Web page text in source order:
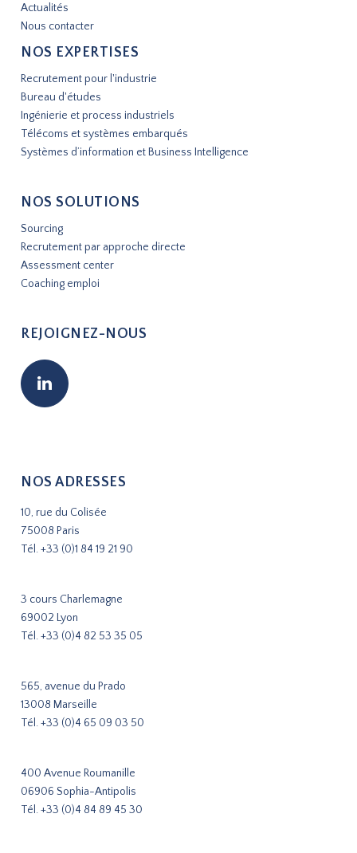
Actualités
Nous contacter
NOS EXPERTISES
Recrutement pour l'industrie
Bureau d'études
Ingénierie et process industriels
Télécoms et systèmes embarqués
Systèmes d’information et Business Intelligence
NOS SOLUTIONS
Sourcing
Recrutement par approche directe
Assessment center
Coaching emploi
REJOIGNEZ-NOUS
NOS ADRESSES
10, rue du Colisée
75008 Paris
Tél.+33 (0)1 84 19 21 90
3 cours Charlemagne
69002 Lyon
Tél.+33 (0)4 82 53 35 05
565, avenue du Prado
13008 Marseille
Tél.+33 (0)4 65 09 03 50
400 Avenue Roumanille
06906 Sophia-Antipolis
Tél.+33 (0)4 84 89 45 30